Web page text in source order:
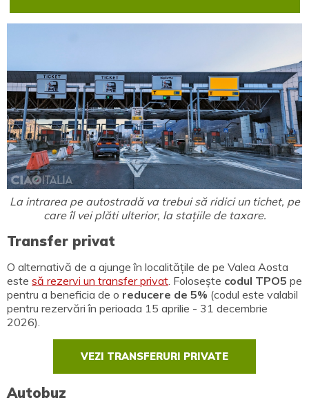
La intrarea pe autostradă va trebui să ridici un tichet, pe
care îl vei plăti ulterior, la stațiile de taxare.
Transfer privat
O alternativă de a ajunge în localitățile de pe Valea Aosta
este să rezervi un transfer privat. Folosește codul TPO5 pe
pentru a beneficia de o reducere de 5% (codul este valabil
pentru rezervări în perioada 15 aprilie - 31 decembrie
2026).
VEZI TRANSFERURI PRIVATE
Autobuz